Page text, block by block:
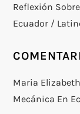
Reflexión
Ecuador /
Maria
Mecánica En